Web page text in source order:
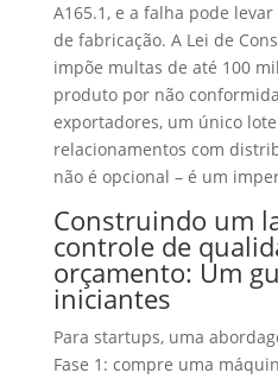
A165.1, e a falha pode
de fabricação. A Lei de
impõe multas de até 100
produto por não
exportadores, um único
relacionamentos com
não é opcional – é um
Construindo um
controle de
orçamento: Um
iniciantes
Para startups, uma
Fase 1: compre uma